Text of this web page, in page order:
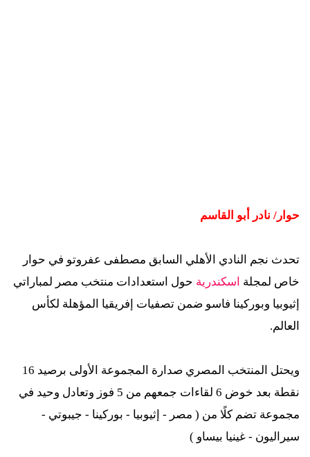
حوار/ نادر أبو القاسم
تحدث نجم النادي الأهلي السابق مصطفى عفروتو في حوار
خاص لمجلة اسكندرية حول استعدادات منتخب مصر لمباراتي
إثيوبيا وبوركينا فاسو ضمن تصفيات إفريقيا المؤهلة لكأس
العالم.
ويحتل المنتخب المصري صدارة المجموعة الأولى برصيد 16
نقطة بعد خوض 6 لقاءات جمعهم من 5 فوز وتعادل وحيد في
مجموعة تضم كلًا من ( مصر - إثيوبيا - بوركينا - جيبوتي -
سيراليون - غينيا بيساو )